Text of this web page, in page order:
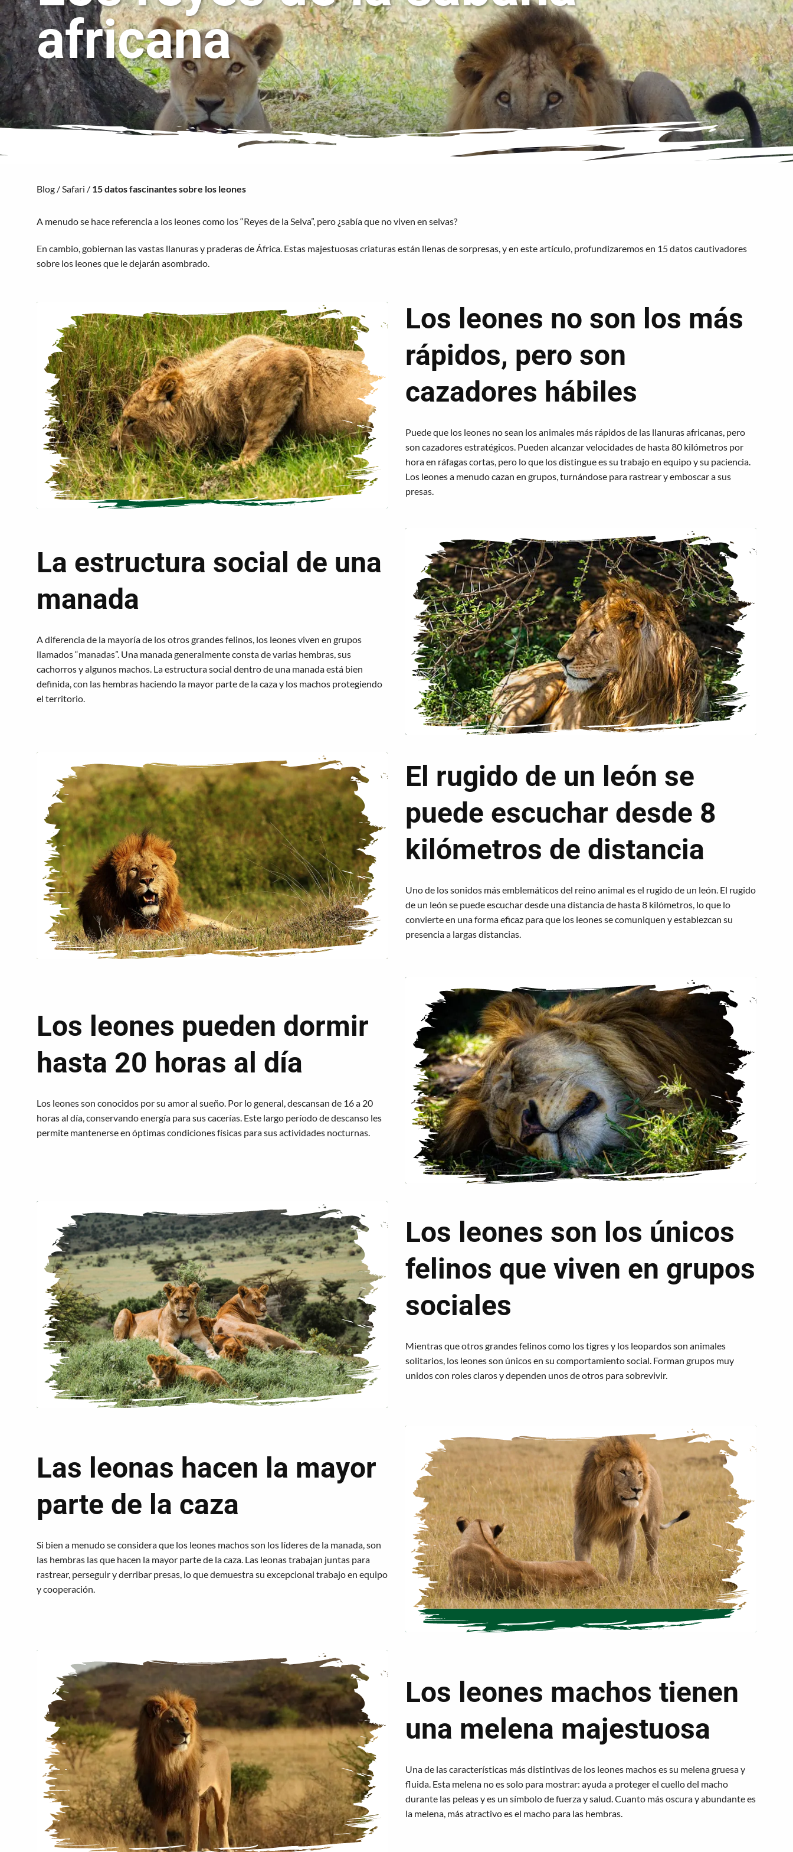
africana
Blog /Safari / 15 datos fascinantes sobre los leones
A menudo se hace referencia a los leones como los “Reyes de la Selva”, pero ¿sabía que no viven en selvas?
En cambio, gobiernan las vastas llanuras y praderas de África. Estas majestuosas criaturas están llenas de sorpresas, y en este artículo, profundizaremos en 15 datos cautivadores
sobre los leones que le dejarán asombrado.
Los leones no son los más
rápidos, pero son
cazadores hábiles
Puede que los leones no sean los animales más rápidos de las llanuras africanas, pero
son cazadores estratégicos. Pueden alcanzar velocidades de hasta 80 kilómetros por
hora en ráfagas cortas, pero lo que los distingue es su trabajo en equipo y su paciencia.
Los leones a menudo cazan en grupos, turnándose para rastrear y emboscar a sus
presas.
La estructura social de una
manada
A diferencia de la mayoría de los otros grandes felinos, los leones viven en grupos
llamados “manadas”. Una manada generalmente consta de varias hembras, sus
cachorros y algunos machos. La estructura social dentro de una manada está bien
definida, con las hembras haciendo la mayor parte de la caza y los machos protegiendo
el territorio.
El rugido de un león se
puede escuchar desde 8
kilómetros de distancia
Uno de los sonidos más emblemáticos del reino animal es el rugido de un león. El rugido
de un león se puede escuchar desde una distancia de hasta 8 kilómetros, lo que lo
convierte en una forma eficaz para que los leones se comuniquen y establezcan su
presencia a largas distancias.
Los leones pueden dormir
hasta 20 horas al día
Los leones son conocidos por su amor al sueño. Por lo general, descansan de 16 a 20
horas al día, conservando energía para sus cacerías. Este largo período de descanso les
permite mantenerse en óptimas condiciones físicas para sus actividades nocturnas.
Los leones son los únicos
felinos que viven en grupos
sociales
Mientras que otros grandes felinos como los tigres y los leopardos son animales
solitarios, los leones son únicos en su comportamiento social. Forman grupos muy
unidos con roles claros y dependen unos de otros para sobrevivir.
Las leonas hacen la mayor
parte de la caza
Si bien a menudo se considera que los leones machos son los líderes de la manada, son
las hembras las que hacen la mayor parte de la caza. Las leonas trabajan juntas para
rastrear, perseguir y derribar presas, lo que demuestra su excepcional trabajo en equipo
y cooperación.
Los leones machos tienen
una melena majestuosa
Una de las características más distintivas de los leones machos es su melena gruesa y
fluida. Esta melena no es solo para mostrar: ayuda a proteger el cuello del macho
durante las peleas y es un símbolo de fuerza y salud. Cuanto más oscura y abundante es
la melena, más atractivo es el macho para las hembras.